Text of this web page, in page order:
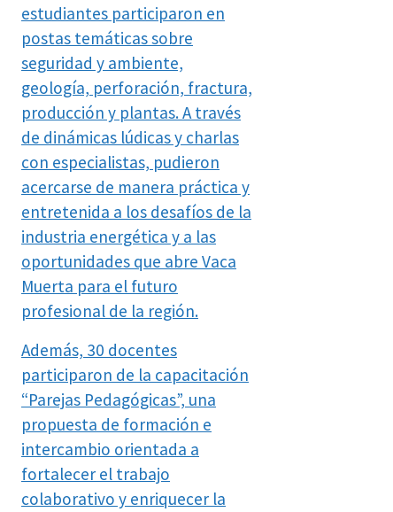
estudiantes participaron en
postas temáticas sobre
seguridad y ambiente,
geología, perforación, fractura,
producción y plantas. A través
de dinámicas lúdicas y charlas
con especialistas, pudieron
acercarse de manera práctica y
entretenida a los desafíos de la
industria energética y a las
oportunidades que abre Vaca
Muerta para el futuro
profesional de la región.
Además, 30 docentes
participaron de la capacitación
“Parejas Pedagógicas”, una
propuesta de formación e
intercambio orientada a
fortalecer el trabajo
colaborativo y enriquecer la